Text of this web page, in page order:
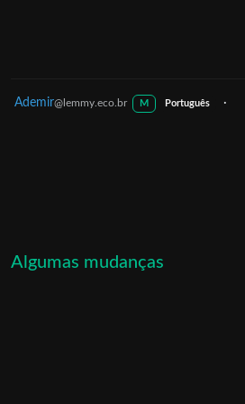
Ademir@lemmy.eco.br M Português ·
Algumas mudanças